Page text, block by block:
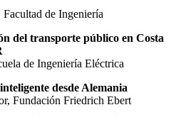
de Ingeniería
del transporte público en Costa
de Ingeniería Eléctrica
desde Alemania
Fundación Friedrich Ebert